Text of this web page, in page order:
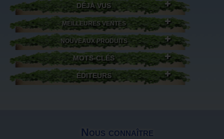
DÉJÀ VUS
MEILLEURES VENTES
NOUVEAUX PRODUITS
MOTS-CLÉS
ÉDITEURS
Nous connaître